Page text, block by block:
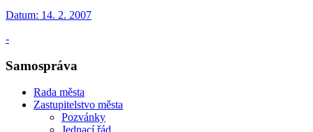
Datum: 14. 2. 2007
-
Samospráva
Rada města
Zastupitelstvo města
Pozvánky